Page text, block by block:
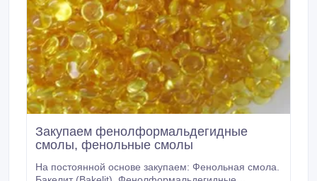
Закупаем фенолформальдегидные
смолы, фенольные смолы
На постоянной основе закупаем: Фенольная смола.